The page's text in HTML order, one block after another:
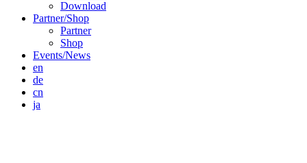
Download
Partner/Shop
Partner
Shop
Events/News
en
de
cn
ja